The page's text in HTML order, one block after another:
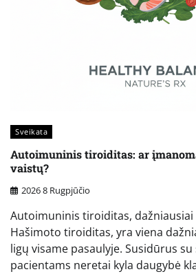
Sveikata
Autoimuninis tiroiditas: ar
vaistų?
2026 8 Rugpjūčio
Autoimuninis tiroiditas,
Hašimoto tiroiditas, yra viena
ligų visame pasaulyje. Susidūrus su
pacientams neretai kyla daugybė